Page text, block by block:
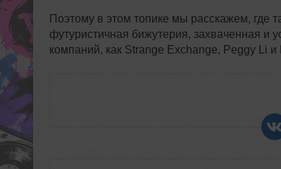
Поэтому в этом топике мы расскажем, где
футуристичная бижутерия, захваченная и
компаний, как Strange Exchange, Peggy Li и